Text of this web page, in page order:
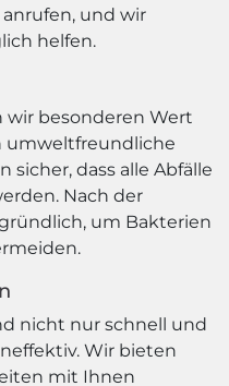
und wir
helfen.
wir besonderen Wert
umweltfreundliche
dass alle Abfälle
Nach der
um Bakterien
nicht nur schnell und
Wir bieten
mit Ihnen